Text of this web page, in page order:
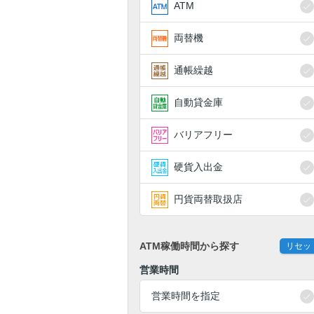
ATM
両替機
通帳繰越
自動貸金庫
バリアフリー
硬貨入出金
円貨両替取扱店
ATM稼働時間から探す リセッ
営業時間
営業時間を指定